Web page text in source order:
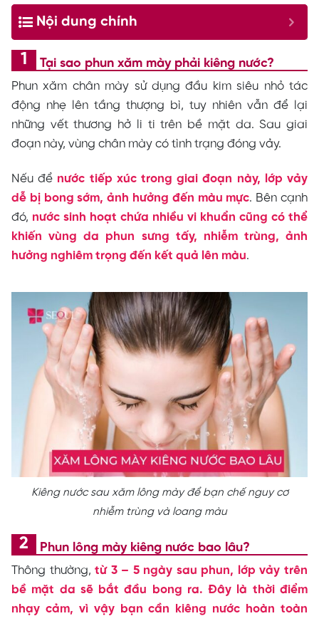
Nội dung chính
Tại sao phun xăm mày phải kiêng nước?
Phun xăm chân mày sử dụng đầu kim siêu nhỏ tác
động nhẹ lên tầng thượng bì, tuy nhiên vẫn để lại
những vết thương hở li ti trên bề mặt da. Sau giai
đoạn này, vùng chân mày có tình trạng đóng vảy.
Nếu để nước tiếp xúc trong giai đoạn này, lớp vảy
dễ bị bong sớm, ảnh hưởng đến màu mực. Bên cạnh
đó, nước sinh hoạt chứa nhiều vi khuẩn cũng có thể
khiến vùng da phun sưng tấy, nhiễm trùng, ảnh
hưởng nghiêm trọng đến kết quả lên màu.
Kiêng nước sau xăm lông mày để bạn chế nguy cơ
nhiễm trùng và loang màu
Phun lông mày kiêng nước bao lâu?
Thông thường,từ 3 – 5 ngày sau phun, lớp vảy trên
bề mặt da sẽ bắt đầu bong ra. Đây là thời điểm
nhạy cảm, vì vậy bạn cần kiêng nước hoàn toàn